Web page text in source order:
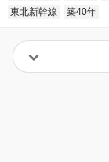
東北新幹線
築40年